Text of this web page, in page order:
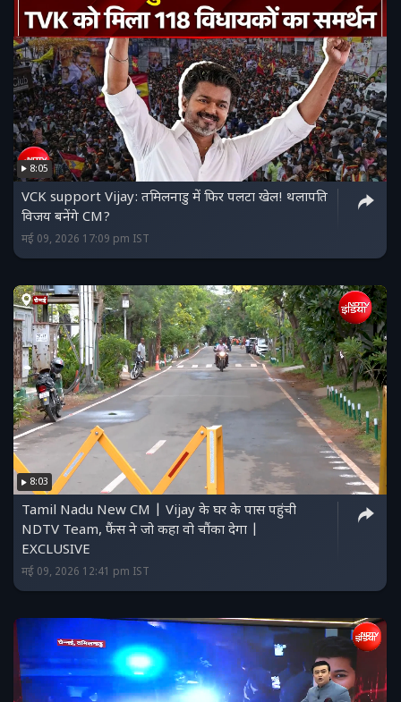
8:05
VCK support Vijay: तमिलनाडु में फिर पलटा खेल! थलापति
विजय बनेंगे CM?
मई 09, 2026 17:09 pm IST
8:03
Tamil Nadu New CM | Vijay के घर के पास पहुंची
NDTV Team, फैंस ने जो कहा वो चौंका देगा |
EXCLUSIVE
मई 09, 2026 12:41 pm IST